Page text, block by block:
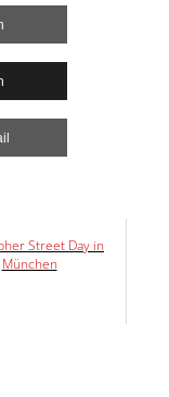
Street Day in
München